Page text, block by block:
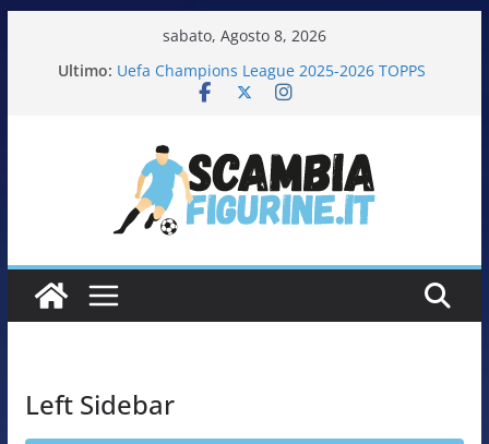
sabato, Agosto 8, 2026
Ultimo:
Calciatori Serie B BKT 2025-2026 PANINI
Uefa Champions League 2025-2026 TOPPS
Fifa World Cup 2026 PANINI
Left Sidebar